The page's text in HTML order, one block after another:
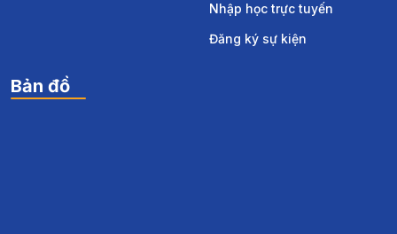
Nhập học trực tuyến
Đăng ký sự kiện
Bản đồ